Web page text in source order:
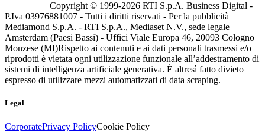
Copyright © 1999-2026 RTI S.p.A. Business Digital -
P.Iva 03976881007 - Tutti i diritti riservati - Per la pubblicità
Mediamond S.p.A. - RTI S.p.A., Mediaset N.V., sede legale
Amsterdam (Paesi Bassi) - Uffici Viale Europa 46, 20093 Cologno
Monzese (MI)Rispetto ai contenuti e ai dati personali trasmessi e/o
riprodotti è vietata ogni utilizzazione funzionale all’addestramento di
sistemi di intelligenza artificiale generativa. È altresì fatto divieto
espresso di utilizzare mezzi automatizzati di data scraping.
Legal
CorporatePrivacy PolicyCookie Policy